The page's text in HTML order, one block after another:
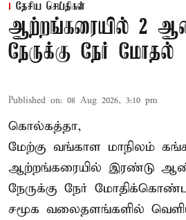
தேசிய செய்திகள்
ஆற்றங்கரையில் 2
நேருக்கு நேர் மோதல்
Published on: 08 Aug 2026, 3:10 pm
கொல்கத்தா,
மேற்கு வங்காள மாநிலம்
ஆற்றங்கரையில் இரண்டு
நேருக்கு நேர்
சமூக வலைதளங்களில்